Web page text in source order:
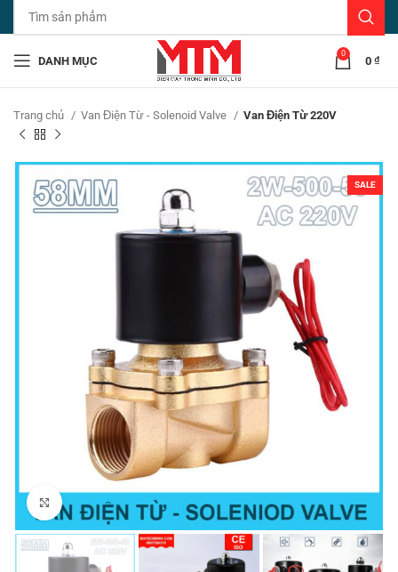
DANH MỤC
0
0 ₫
Trang chủ Van Điện Từ - Solenoid Valve Van Điện Từ 220V
SALE
Click to enlarge